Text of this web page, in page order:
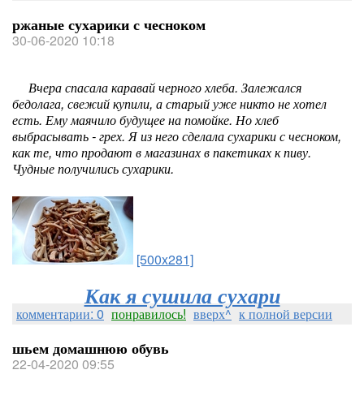
ржаные сухарики с чесноком
30-06-2020 10:18
Вчера спасала каравай черного хлеба. Залежался
бедолага, свежий купили, а старый уже никто не хотел
есть. Ему маячило будущее на помойке. Но хлеб
выбрасывать - грех. Я из него сделала сухарики с чесноком,
как те, что продают в магазинах в пакетиках к пиву.
Чудные получились сухарики.
[500x281]
Как я сушила сухари
комментарии: 0 понравилось! вверх^ к полной версии
шьем домашнюю обувь
22-04-2020 09:55